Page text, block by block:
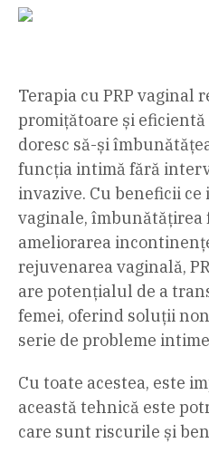
Terapia cu PRP vaginal
promițătoare și
doresc să-și
funcția intimă fără
invazive. Cu beneficii
vaginale, îmbunătățirea
ameliorarea
rejuvenarea vaginală,
are potențialul de a
femei, oferind soluții
serie de probleme
Cu toate acestea, este
această tehnică este
care sunt riscurile și